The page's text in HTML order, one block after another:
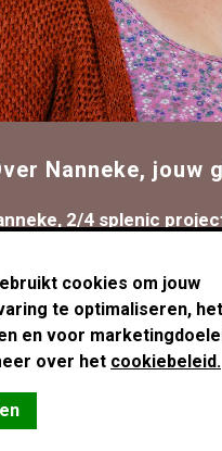
Nanneke, jouw
2/4 splenic
Toen ik in 2010 mijn
met mijn handen in het
en sales doen
aan had (en heb).
cookies om jouw
te optimaliseren,
en voor
over het cookiebeleid.